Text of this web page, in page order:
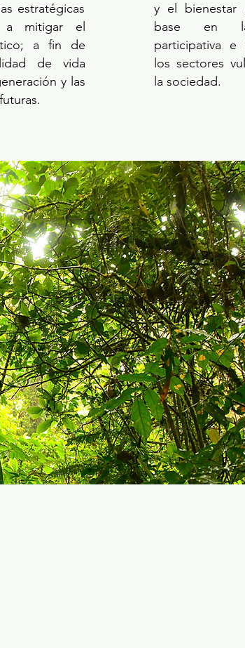
estratégicas
a mitigar el
a fin de
de vida
y las
y el bienestar
base en
participativa e
los sectores
la sociedad.
las GRANDES"